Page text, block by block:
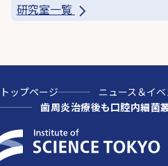
研究室一覧
トップページ
ニュース＆イベ
歯周炎治療後も口腔内細菌